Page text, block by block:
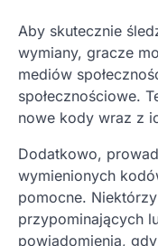
Aby skutecznie
wymiany, gracze
mediów
społecznościowe.
nowe kody wraz z
Dodatkowo,
wymienionych
pomocne.
przypominających
powiadomienia,